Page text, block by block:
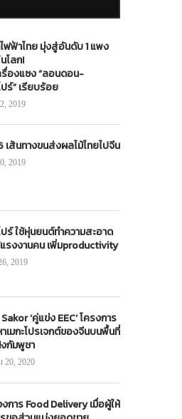
ฟฟ้าไทย มุ่งสู่อันดับ 1 แพง
โลก!
รื่องแซง “ลอนดอน-
ร์” เรียบร้อย
2019
เส้นทางขนส่งผลไม้ไทยไปจีน
2019
ร์ ใช้หุ่นยนต์ทำความสะอาด
รงงานคน เพิ่มproductivity
2019
‘คู่แข่ง EEC’ โครงการ
เมกะโปรเจกต์ของจีนบนพื้นที่
กัมพูชา
20, 2020
งการ Food Delivery เมื่อผู้ให้